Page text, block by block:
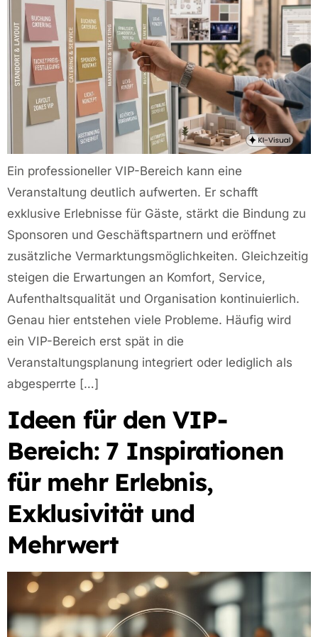
Ein professioneller VIP-Bereich kann eine
Veranstaltung deutlich aufwerten. Er schafft
exklusive Erlebnisse für Gäste, stärkt die Bindung zu
Sponsoren und Geschäftspartnern und eröffnet
zusätzliche Vermarktungsmöglichkeiten. Gleichzeitig
steigen die Erwartungen an Komfort, Service,
Aufenthaltsqualität und Organisation kontinuierlich.
Genau hier entstehen viele Probleme. Häufig wird
ein VIP-Bereich erst spät in die
Veranstaltungsplanung integriert oder lediglich als
abgesperrte […]
Ideen für den VIP-
Bereich: 7 Inspirationen
für mehr Erlebnis,
Exklusivität und
Mehrwert